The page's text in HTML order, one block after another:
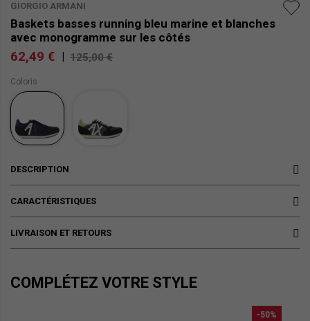
GIORGIO ARMANI
Baskets basses running bleu marine et blanches
avec monogramme sur les côtés
62,49 € 125,00 €
Coloris
DESCRIPTION
CARACTÉRISTIQUES
LIVRAISON ET RETOURS
COMPLÉTEZ VOTRE STYLE
-50%